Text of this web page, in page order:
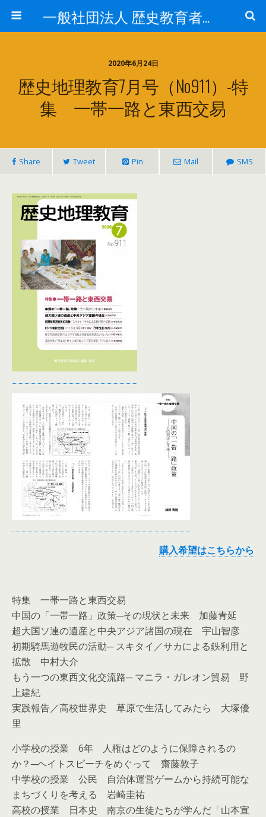
一般社団法人 歴史教育者協議会
2020年6月24日
歴史地理教育7月号（No911）-特
集 一帯一路と東西交易
Share Tweet Pin Mail SMS
購入希望はこちらから
特集 一帯一路と東西交易
中国の「一帯一路」政策─その現状と未来 加藤青延
超大国ソ連の遺産と中央アジア諸国の現在 宇山智彦
初期騎馬遊牧民の活動─ スキタイ／サカによる鉄利用と
拡散 中村大介
もう一つの東西文化交流路─ マニラ・ガレオン貿易 野
上建紀
実践報告／高校世界史 草原で生活してみたら 大塚優
里
小学校の授業 6年 人権はどのように保障されるの
か？─ヘイトスピーチをめぐって 齋藤敦子
中学校の授業 公民 自治体運営ゲームから持続可能な
まちづくりを考える 岩崎圭祐
高校の授業 日本史 南京の生徒たちが学んだ「山本宣